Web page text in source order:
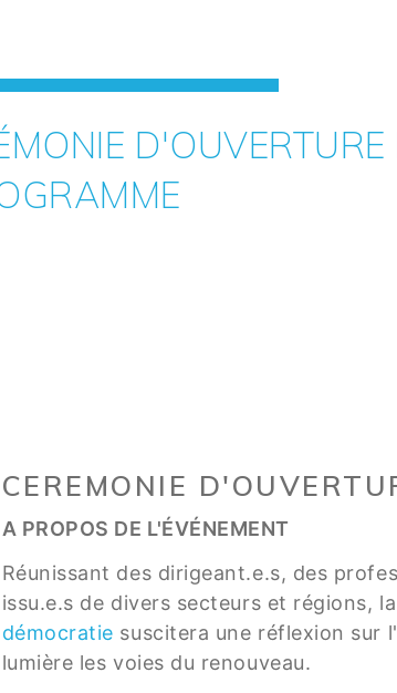
CEREMONIE
A PROPOS DE L'ÉVÉNEMENT
Réunissant des dirigeant.e.s, des
issu.e.s de divers secteurs et régions, la
démocratie suscitera une réflexion sur
lumière les voies du renouveau.